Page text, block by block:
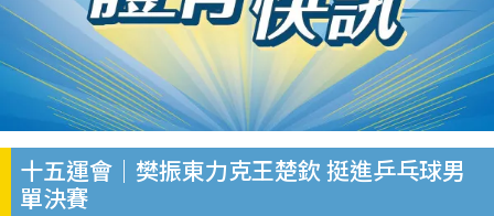
十五運會｜樊振東力克王楚欽 挺進乒乓球男
單決賽